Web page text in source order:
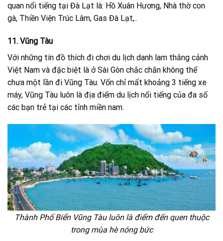
quan nổi tiếng tại Đà Lạt là: Hồ Xuân Hương, Nhà thờ con
gà, Thiền Viện Trúc Lâm, Gas Đà Lạt,..
11. Vũng Tàu
Với những tín đồ thích đi chơi du lịch danh lam thắng cảnh
Việt Nam và đặc biệt là ở Sài Gòn chắc chắn không thể
chưa một lần đi Vũng Tàu. Vốn chỉ mất khoảng 3 tiếng xe
máy, Vũng Tàu luôn là địa điểm du lịch nổi tiếng của đa số
các bạn trẻ tại các tỉnh miền nam.
Thành Phố Biển Vũng Tàu luôn là điểm đến quen thuộc
trong mùa hè nóng bức